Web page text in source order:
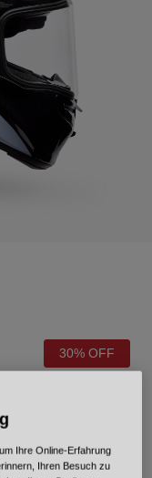
30% OFF
Ihre Online-Erfahrung
Ihren Besuch zu